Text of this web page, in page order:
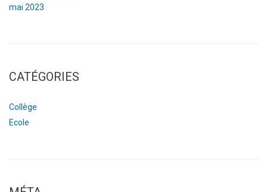
mai 2023
CATÉGORIES
Collège
Ecole